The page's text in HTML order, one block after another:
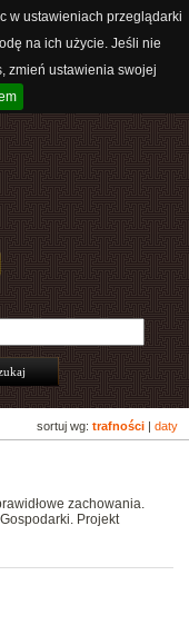
w ustawieniach przeglądarki
na ich użycie. Jeśli nie
zmień ustawienia swojej
sortuj wg: trafności daty
zachowania.
Projekt